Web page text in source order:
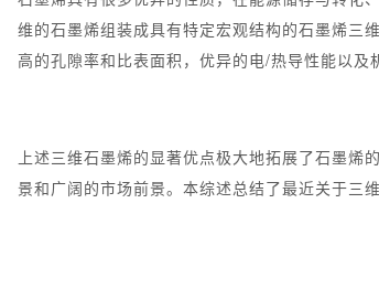
维的石墨烯组装成具有特定宏观结构的石墨烯三
高的孔隙率和比表面积，优异的电/热导性能以及
上述三维石墨烯的显著优点极大地拓展了石墨
景和广阔的市场前景。本综述总结了最近关于三